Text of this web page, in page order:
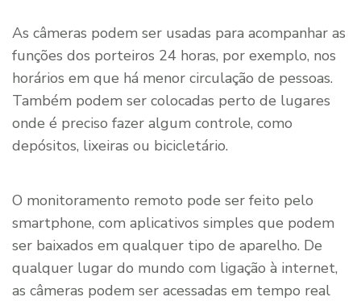
As câmeras podem ser usadas para acompanhar as
funções dos porteiros 24 horas, por exemplo, nos
horários em que há menor circulação de pessoas.
Também podem ser colocadas perto de lugares
onde é preciso fazer algum controle, como
depósitos, lixeiras ou bicicletário.
O monitoramento remoto pode ser feito pelo
smartphone, com aplicativos simples que podem
ser baixados em qualquer tipo de aparelho. De
qualquer lugar do mundo com ligação à internet,
as câmeras podem ser acessadas em tempo real